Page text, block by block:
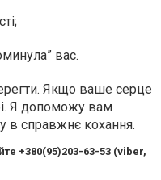
вас.
Якщо ваше серце
Я допоможу вам
в справжнє кохання.
+380(95)203-63-53 (viber,